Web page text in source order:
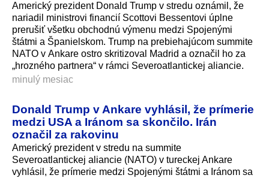
Americký prezident Donald Trump v stredu oznámil, že
nariadil ministrovi financií Scottovi Bessentovi úplne
prerušiť všetku obchodnú výmenu medzi Spojenými
štátmi a Španielskom. Trump na prebiehajúcom summite
NATO v Ankare ostro skritizoval Madrid a označil ho za
„hrozného partnera“ v rámci Severoatlantickej aliancie.
minulý mesiac
Donald Trump v Ankare vyhlásil, že prímerie
medzi USA a Iránom sa skončilo. Irán
označil za rakovinu
Americký prezident v stredu na summite
Severoatlantickej aliancie (NATO) v tureckej Ankare
vyhlásil, že prímerie medzi Spojenými štátmi a Iránom sa